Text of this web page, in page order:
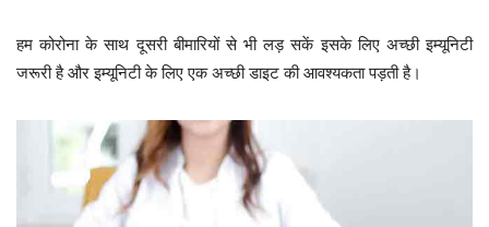
हम कोरोना के साथ दूसरी बीमारियों से भी लड़ सकें इसके लिए अच्छी इम्यूनिटी
जरूरी है और इम्यूनिटी के लिए एक अच्छी डाइट की आवश्यकता पड़ती है।